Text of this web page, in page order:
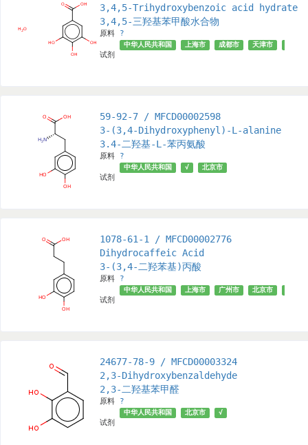
3,4,5-Trihydroxybenzoic acid hydrate
3,4,5-三羟基苯甲酸水合物
原料 ?
试剂
中华人民共和国 上海市 成都市 天津市
59-92-7 / MFCD00002598
3-(3,4-Dihydroxyphenyl)-L-alanine
3.4-二羟基-L-苯丙氨酸
原料 ?
试剂
中华人民共和国 √ 北京市
1078-61-1 / MFCD00002776
Dihydrocaffeic Acid
3-(3,4-二羟苯基)丙酸
原料 ?
试剂
中华人民共和国 上海市 广州市 北京市
24677-78-9 / MFCD00003324
2,3-Dihydroxybenzaldehyde
2,3-二羟基苯甲醛
原料 ?
试剂
中华人民共和国 北京市 √